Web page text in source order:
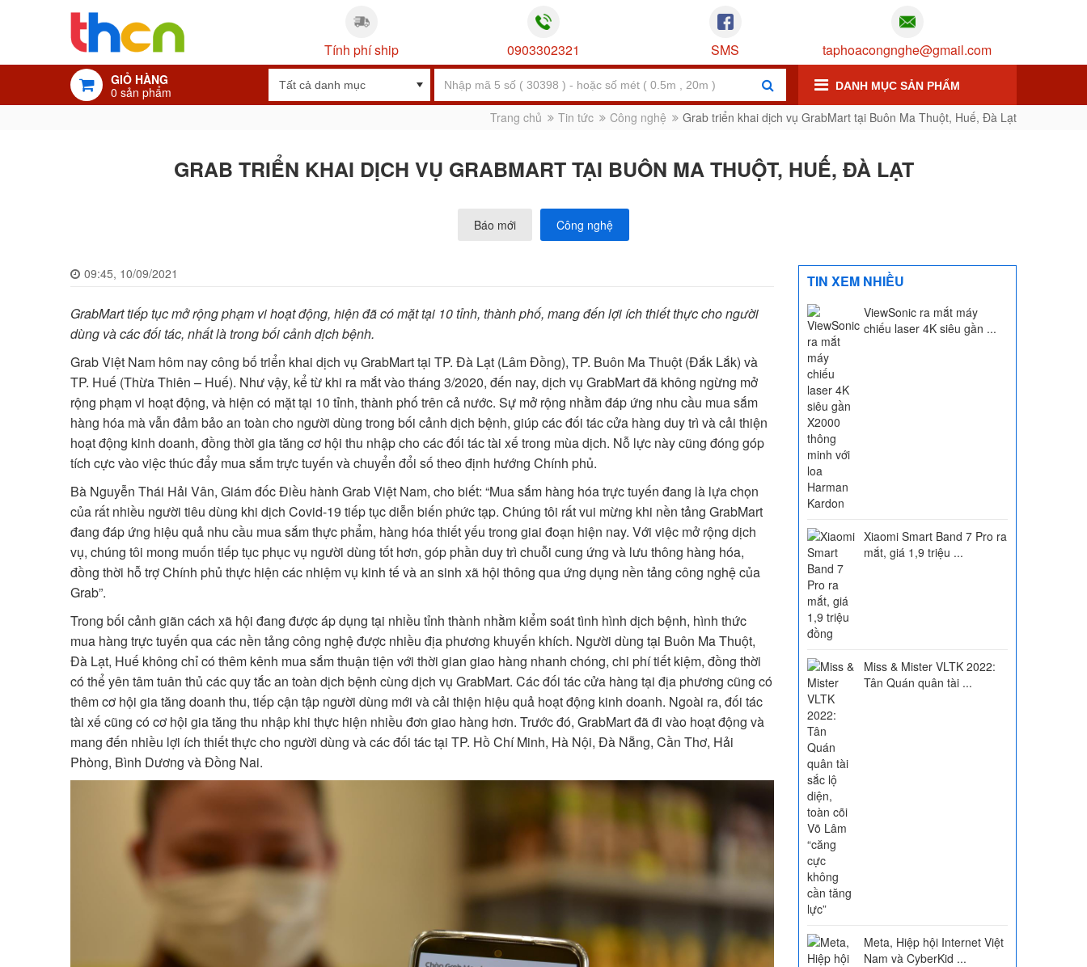
Tính phí ship 0903302321 SMS taphoacongnghe@gmail.com
GIỎ HÀNG
0 sản phẩm DANH MỤC SẢN PHẨM
Trang chủ Tin tức Công nghệ Grab triển khai dịch vụ GrabMart tại Buôn Ma Thuột, Huế, Đà Lạt
GRAB TRIỂN KHAI DỊCH VỤ GRABMART TẠI BUÔN MA THUỘT, HUẾ, ĐÀ LẠT
Báo mới Công nghệ
09:45, 10/09/2021
GrabMart tiếp tục mở rộng phạm vi hoạt động, hiện đã có mặt tại 10 tỉnh, thành phố, mang đến lợi ích thiết thực cho người
dùng và các đối tác, nhất là trong bối cảnh dịch bệnh.
Grab Việt Nam hôm nay công bố triển khai dịch vụ GrabMart tại TP. Đà Lạt (Lâm Đồng), TP. Buôn Ma Thuột (Đắk Lắk) và
TP. Huế (Thừa Thiên – Huế). Như vậy, kể từ khi ra mắt vào tháng 3/2020, đến nay, dịch vụ GrabMart đã không ngừng mở
rộng phạm vi hoạt động, và hiện có mặt tại 10 tỉnh, thành phố trên cả nước. Sự mở rộng nhằm đáp ứng nhu cầu mua sắm
hàng hóa mà vẫn đảm bảo an toàn cho người dùng trong bối cảnh dịch bệnh, giúp các đối tác cửa hàng duy trì và cải thiện
hoạt động kinh doanh, đồng thời gia tăng cơ hội thu nhập cho các đối tác tài xế trong mùa dịch. Nỗ lực này cũng đóng góp
tích cực vào việc thúc đẩy mua sắm trực tuyến và chuyển đổi số theo định hướng Chính phủ.
Bà Nguyễn Thái Hải Vân, Giám đốc Điều hành Grab Việt Nam, cho biết: “Mua sắm hàng hóa trực tuyến đang là lựa chọn
của rất nhiều người tiêu dùng khi dịch Covid-19 tiếp tục diễn biến phức tạp. Chúng tôi rất vui mừng khi nền tảng GrabMart
đang đáp ứng hiệu quả nhu cầu mua sắm thực phẩm, hàng hóa thiết yếu trong giai đoạn hiện nay. Với việc mở rộng dịch
vụ, chúng tôi mong muốn tiếp tục phục vụ người dùng tốt hơn, góp phần duy trì chuỗi cung ứng và lưu thông hàng hóa,
đồng thời hỗ trợ Chính phủ thực hiện các nhiệm vụ kinh tế và an sinh xã hội thông qua ứng dụng nền tảng công nghệ của
Grab”.
Trong bối cảnh giãn cách xã hội đang được áp dụng tại nhiều tỉnh thành nhằm kiểm soát tình hình dịch bệnh, hình thức
mua hàng trực tuyến qua các nền tảng công nghệ được nhiều địa phương khuyến khích. Người dùng tại Buôn Ma Thuột,
Đà Lạt, Huế không chỉ có thêm kênh mua sắm thuận tiện với thời gian giao hàng nhanh chóng, chi phí tiết kiệm, đồng thời
có thể yên tâm tuân thủ các quy tắc an toàn dịch bệnh cùng dịch vụ GrabMart. Các đối tác cửa hàng tại địa phương cũng có
thêm cơ hội gia tăng doanh thu, tiếp cận tập người dùng mới và cải thiện hiệu quả hoạt động kinh doanh. Ngoài ra, đối tác
tài xế cũng có cơ hội gia tăng thu nhập khi thực hiện nhiều đơn giao hàng hơn. Trước đó, GrabMart đã đi vào hoạt động và
mang đến nhiều lợi ích thiết thực cho người dùng và các đối tác tại TP. Hồ Chí Minh, Hà Nội, Đà Nẵng, Cần Thơ, Hải
Phòng, Bình Dương và Đồng Nai.
TIN XEM NHIỀU
ViewSonic ra mắt máy
chiếu laser 4K siêu gần ...
Xiaomi Smart Band 7 Pro ra
mắt, giá 1,9 triệu ...
Miss & Mister VLTK 2022:
Tân Quán quân tài ...
Meta, Hiệp hội Internet Việt
Nam và CyberKid ...